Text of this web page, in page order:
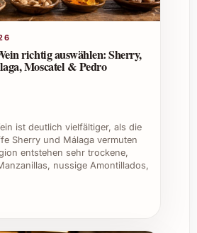
richtig auswählen: Sherry,
Moscatel & Pedro
ist deutlich vielfältiger, als die
Sherry und Málaga vermuten
entstehen sehr trockene,
nussige Amontillados,